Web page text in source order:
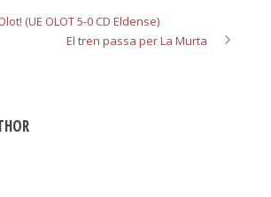
(UE OLOT 5-0 CD Eldense)
El tren passa per La Murta